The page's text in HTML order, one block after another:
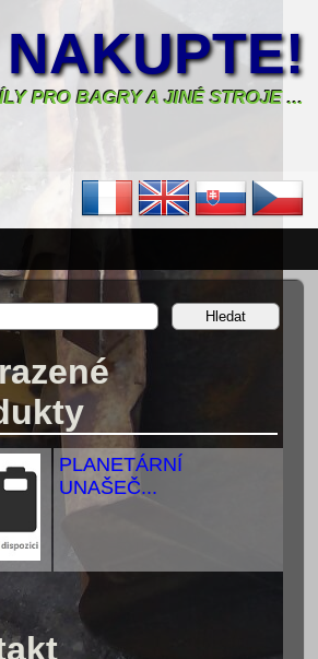
PRO BAGRY A JINÉ STROJE ...
PLANETÁRNÍ
UNAŠEČ...